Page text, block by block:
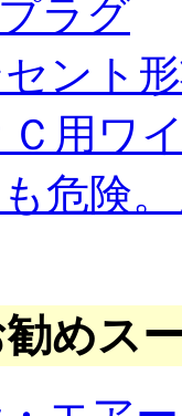
ラグ
ント
Ｃ用ワ
危険
めス